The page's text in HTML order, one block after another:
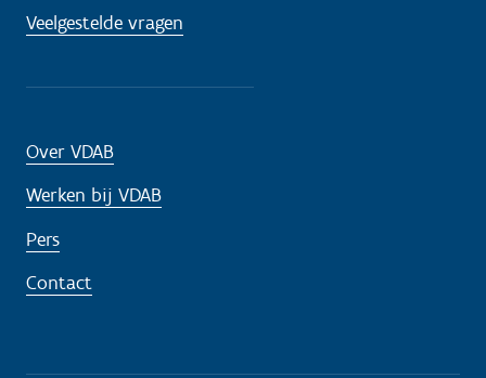
Veelgestelde vragen
Over VDAB
Werken bij VDAB
Pers
Contact